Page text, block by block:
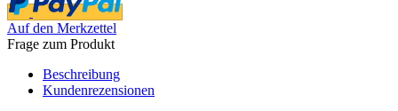
Auf den Merkzettel
Frage zum Produkt
Beschreibung
Kundenrezensionen